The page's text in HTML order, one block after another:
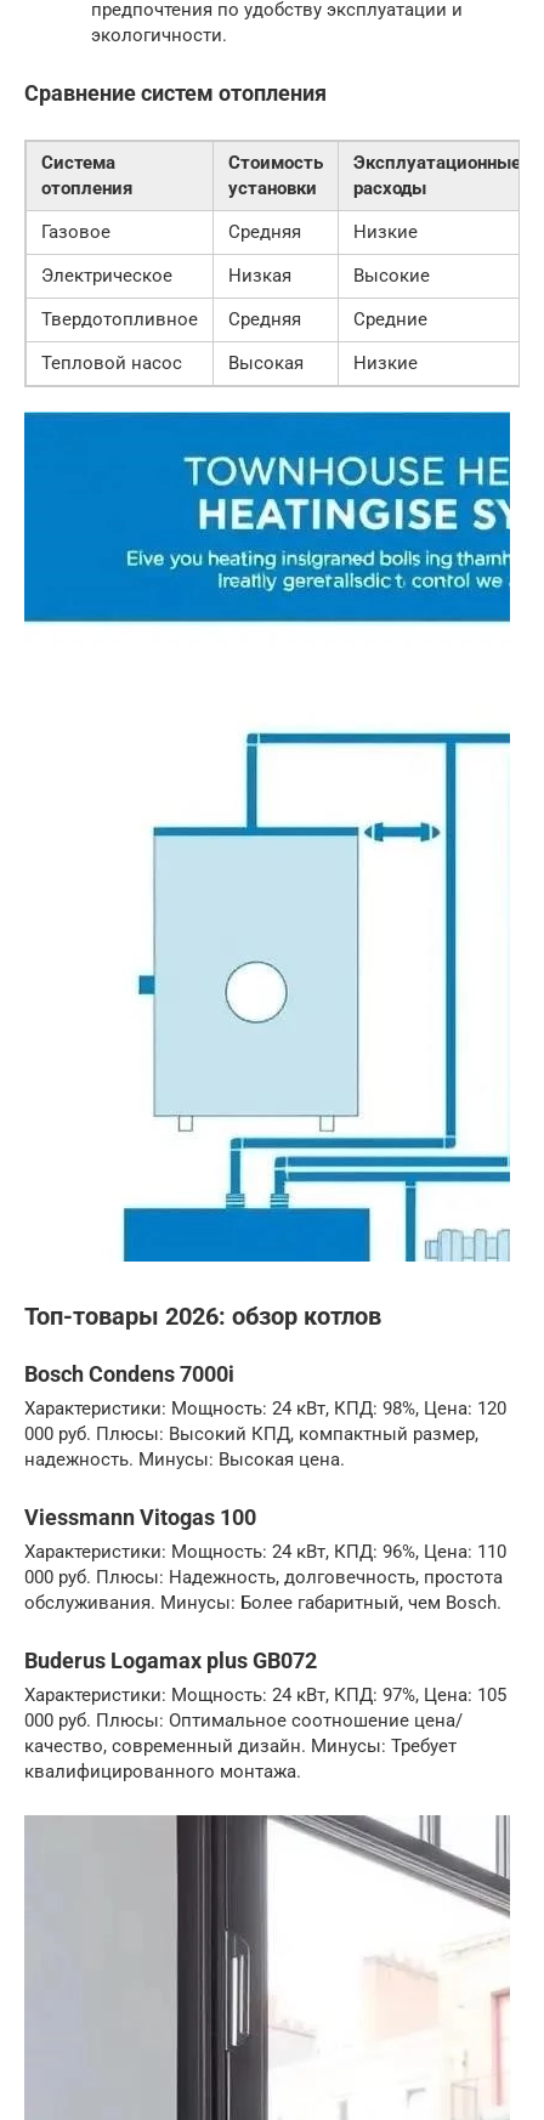
предпочтения по удобству эксплуатации и
экологичности.
Сравнение систем отопления
Система
отопления
Стоимость
установки
Эксплуатационные
расходы
Газовое
Средняя
Низкие
Электрическое
Низкая
Высокие
Твердотопливное
Средняя
Средние
Тепловой насос
Высокая Низкие
Топ-товары 2026: обзор котлов
Bosch Condens 7000i
Характеристики: Мощность: 24 кВт, КПД: 98%, Цена: 120
000 руб. Плюсы: Высокий КПД, компактный размер,
надежность. Минусы: Высокая цена.
Viessmann Vitogas 100
Характеристики: Мощность: 24 кВт, КПД: 96%, Цена: 110
000 руб. Плюсы: Надежность, долговечность, простота
обслуживания. Минусы: Более габаритный, чем Bosch.
Buderus Logamax plus GB072
Характеристики: Мощность: 24 кВт, КПД: 97%, Цена: 105
000 руб. Плюсы: Оптимальное соотношение цена/
качество, современный дизайн. Минусы: Требует
квалифицированного монтажа.